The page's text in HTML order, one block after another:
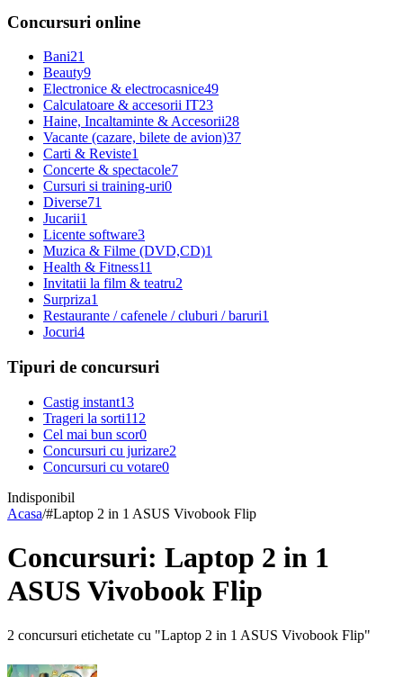
Concursuri online
Bani21
Beauty9
Electronice & electrocasnice49
Calculatoare & accesorii IT23
Haine, Incaltaminte & Accesorii28
Vacante (cazare, bilete de avion)37
Carti & Reviste1
Concerte & spectacole7
Cursuri si training-uri0
Diverse71
Jucarii1
Licente software3
Muzica & Filme (DVD,CD)1
Health & Fitness11
Invitatii la film & teatru2
Surpriza1
Restaurante / cafenele / cluburi / baruri1
Jocuri4
Tipuri de concursuri
Castig instant13
Trageri la sorti112
Cel mai bun scor0
Concursuri cu jurizare2
Concursuri cu votare0
Indisponibil
Acasa/#Laptop 2 in 1 ASUS Vivobook Flip
Concursuri: Laptop 2 in 1
ASUS Vivobook Flip
2 concursuri etichetate cu "Laptop 2 in 1 ASUS Vivobook Flip"